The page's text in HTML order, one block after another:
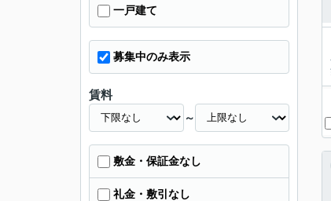
一戸建て
募集中のみ表示
賃料
～
敷金・保証金なし
礼金・敷引なし